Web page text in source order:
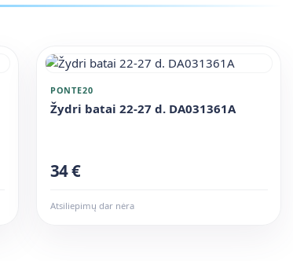
PONTE20
Žydri batai 22-27 d. DA031361A
34 €
Atsiliepimų dar nėra